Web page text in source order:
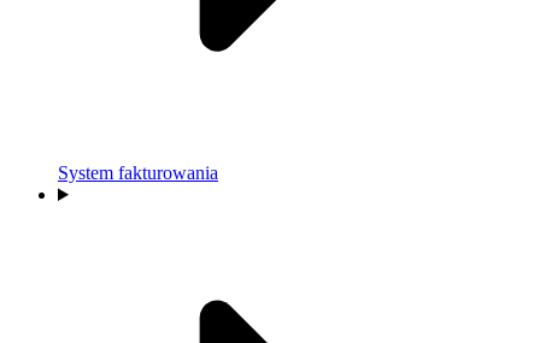
System fakturowania